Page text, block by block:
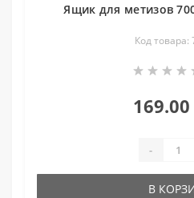
Ящик для метизов
Код товара:
-
В